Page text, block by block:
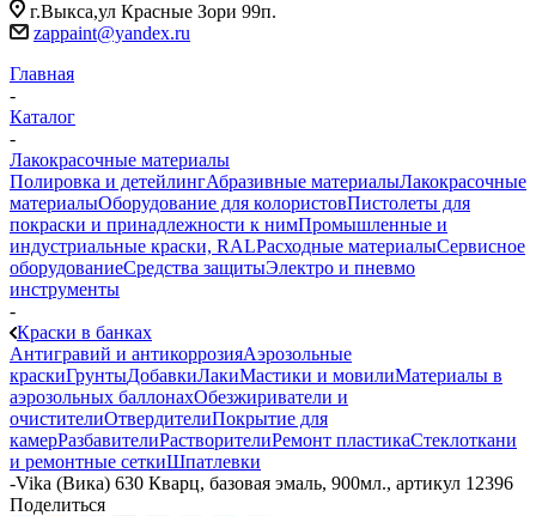
г.Выкса,ул Красные Зори 99п.
zappaint@yandex.ru
Главная
-
Каталог
-
Лакокрасочные материалы
Полировка и детейлингАбразивные материалыЛакокрасочные
материалыОборудование для колористовПистолеты для
покраски и принадлежности к нимПромышленные и
индустриальные краски, RALРасходные материалыСервисное
оборудованиеСредства защитыЭлектро и пневмо
инструменты
-
Краски в банках
Антигравий и антикоррозияАэрозольные
краскиГрунтыДобавкиЛакиМастики и мовилиМатериалы в
аэрозольных баллонахОбезжириватели и
очистителиОтвердителиПокрытие для
камерРазбавителиРастворителиРемонт пластикаСтеклоткани
и ремонтные сеткиШпатлевки
-Vika (Вика) 630 Кварц, базовая эмаль, 900мл., артикул 12396
Поделиться